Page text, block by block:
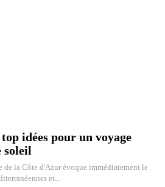
idées pour un voyage
soleil
la Côte d'Azur évoque immédiatement le
et...